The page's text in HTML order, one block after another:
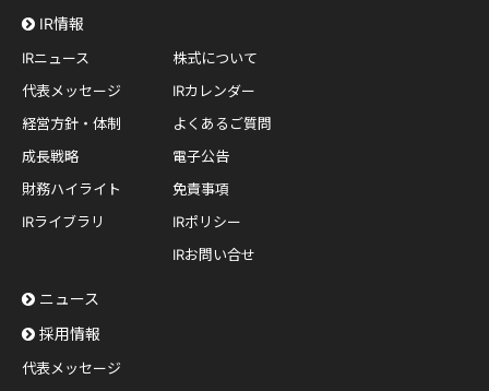
IR情報
IRニュース
代表メッセージ
経営方針・体制
成長戦略
財務ハイライト
IRライブラリ
株式について
IRカレンダー
よくあるご質問
電子公告
免責事項
IRポリシー
IRお問い合せ
ニュース
採用情報
代表メッセージ